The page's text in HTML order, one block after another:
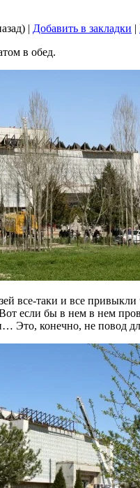
| Добавить в закладки |
в обед.
все-таки и все
если бы в нем в нем
конечно, не повод для